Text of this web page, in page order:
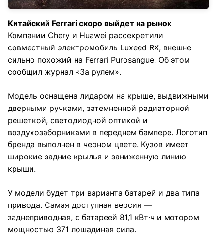
Китайский Ferrari скоро выйдет на рынок
Компании Chery и Huawei рассекретили
совместный электромобиль Luxeed RX, внешне
сильно похожий на Ferrari Purosangue. Об этом
сообщил журнал «За рулем».
Модель оснащена лидаром на крыше, выдвижными
дверными ручками, затемненной радиаторной
решеткой, светодиодной оптикой и
воздухозаборниками в переднем бампере. Логотип
бренда выполнен в черном цвете. Кузов имеет
широкие задние крылья и заниженную линию
крыши.
У модели будет три варианта батарей и два типа
привода. Самая доступная версия —
заднеприводная, с батареей 81,1 кВт·ч и мотором
мощностью 371 лошадиная сила.